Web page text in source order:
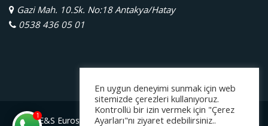
Gazi Mah. 10.Sk. No:18 Antakya/Hatay
0538 436 05 01
E&S Eurostar Yurtdışı Eğitim Danışmanlığı Ltd. Şti.
1
En uygun deneyimi sunmak için web
sitemizde çerezleri kullanıyoruz.
Kontrollü bir izin vermek için "Çerez
Ayarları"nı ziyaret edebilirsiniz..